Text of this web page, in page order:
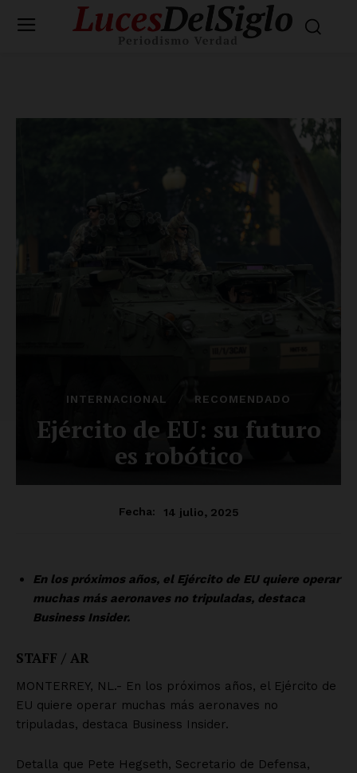
INTERNACIONAL RECOMENDADO
Ejército de EU: su futuro
es robótico
Fecha: 14 julio, 2025
En los próximos años, el Ejército de EU quiere operar
muchas más aeronaves no tripuladas, destaca
Business Insider.
STAFF / AR
MONTERREY, NL.- En los próximos años, el Ejército de
EU quiere operar muchas más aeronaves no
tripuladas, destaca Business Insider.
Detalla que Pete Hegseth, Secretario de Defensa,